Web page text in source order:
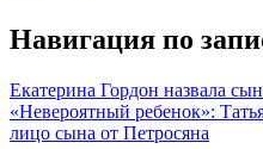
Навигация по
Екатерина Гордон назвала
«Невероятный ребенок»:
лицо сына от Петросяна